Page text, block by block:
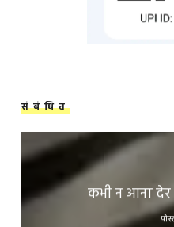
संबंधित
कभी न आना